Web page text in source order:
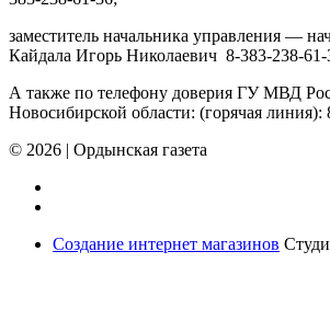
заместитель начальника управления —
Кайдала Игорь Николаевич 8-383-238-61-
А также по телефону доверия ГУ МВД
Новосибирской области: (горячая линия):
© 2026 | Ордынская газета
Создание интернет магазинов